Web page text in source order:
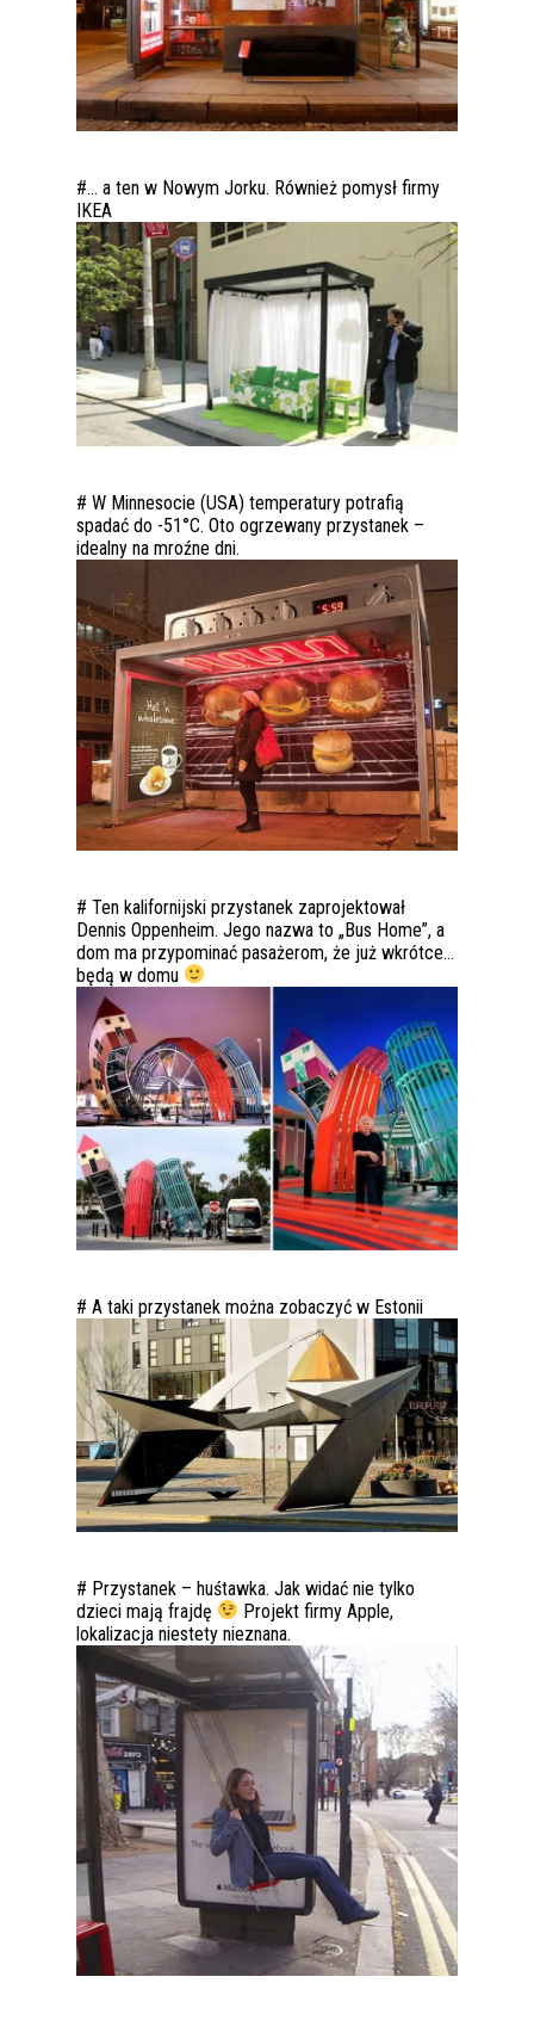
#… a ten w Nowym Jorku. Również pomysł firmy
IKEA
# W Minnesocie (USA) temperatury potrafią
spadać do -51°C. Oto ogrzewany przystanek –
idealny na mroźne dni.
# Ten kalifornijski przystanek zaprojektował
Dennis Oppenheim. Jego nazwa to „Bus Home”, a
dom ma przypominać pasażerom, że już wkrótce…
będą w domu
# A taki przystanek można zobaczyć w Estonii
# Przystanek – huśtawka. Jak widać nie tylko
dzieci mają frajdę
Projekt firmy Apple,
lokalizacja niestety nieznana.